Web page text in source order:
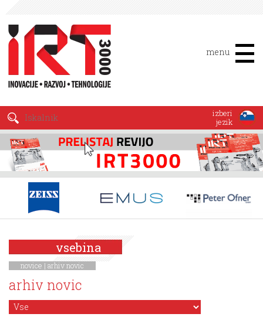
menu
izberi
jezik
vsebina
novice | arhiv novic
arhiv novic